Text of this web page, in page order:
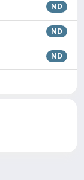
ND
ND
ND